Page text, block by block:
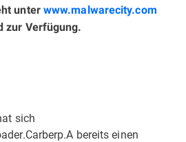
unter www.malwarecity.com
zur Verfügung.
sich
bereits einen